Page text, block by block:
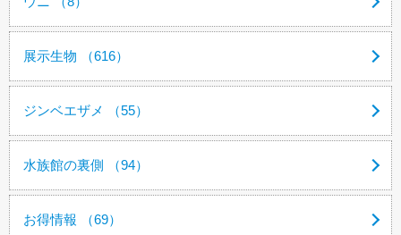
展示生物 （616）
ジンベエザメ （55）
水族館の裏側 （94）
お得情報 （69）